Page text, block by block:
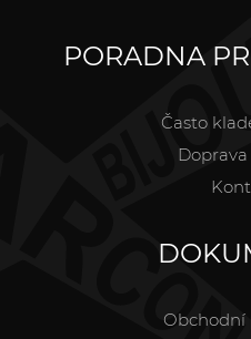
PORADNA
Často